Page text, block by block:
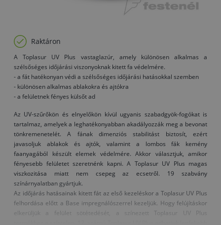
Raktáron
A Toplasur UV Plus vastaglazúr, amely különösen alkalmas a
szélsőséges időjárási viszonyoknak kitett fa védelmére.
- a fát hatékonyan védi a szélsőséges időjárási hatásokkal szemben
- különösen alkalmas ablakokra és ajtókra
- a felületnek fényes külsőt ad
Az UV-szűrőkön és elnyelőkön kívül ugyanis szabadgyök-fogókat is
tartalmaz, amelyek a leghatékonyabban akadályozzák meg a bevonat
tönkremenetelét. A fának dimenziós stabilitást biztosít, ezért
javasoljuk ablakok és ajtók, valamint a lombos fák kemény
faanyagából készült elemek védelmére. Akkor választjuk, amikor
fényesebb felületet szeretnénk kapni. A Toplasur UV Plus magas
viszkozitása miatt nem csepeg az ecsetről. 19 szabvány
színárnyalatban gyártjuk.
Az időjárás hatásainak kitett fát az első kezeléskor a Toplasur UV Plus
felhordása előtt a Base impregnálószerrel kezeljük. Hogy felújításkor
elkerüljük a felület sötétedését, a színezett Toplasur UV Plus